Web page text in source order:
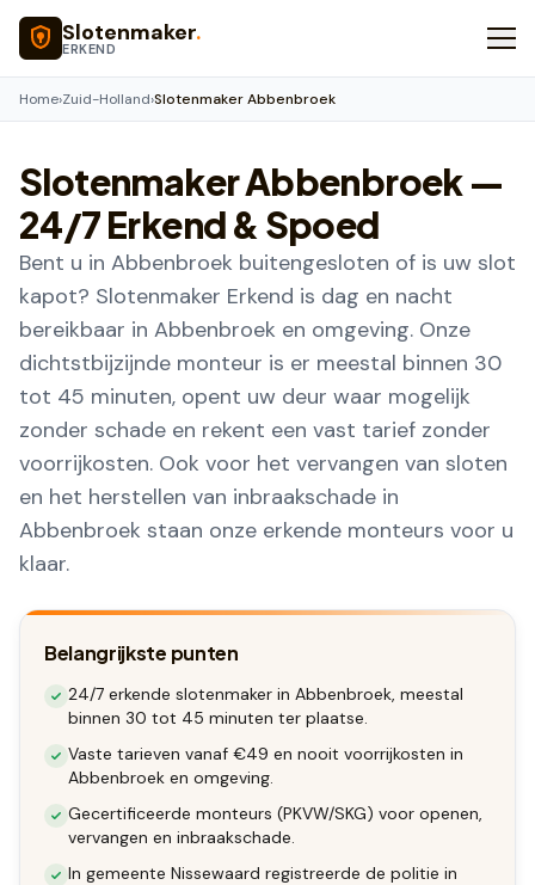
Naar hoofdinhoud
Slotenmaker.
ERKEND
Home›Zuid-Holland›Slotenmaker Abbenbroek
SlotenmakerAbbenbroek—
24/7 Erkend & Spoed
Bent u in Abbenbroek buitengesloten of is uw slot
kapot? Slotenmaker Erkend is dag en nacht
bereikbaar in Abbenbroek en omgeving. Onze
dichtstbijzijnde monteur is er meestal binnen 30
tot 45 minuten, opent uw deur waar mogelijk
zonder schade en rekent een vast tarief zonder
voorrijkosten. Ook voor het vervangen van sloten
en het herstellen van inbraakschade in
Abbenbroek staan onze erkende monteurs voor u
klaar.
Belangrijkste punten
24/7 erkende slotenmaker in Abbenbroek, meestal
binnen 30 tot 45 minuten ter plaatse.
Vaste tarieven vanaf €49 en nooit voorrijkosten in
Abbenbroek en omgeving.
Gecertificeerde monteurs (PKVW/SKG) voor openen,
vervangen en inbraakschade.
In gemeente Nissewaard registreerde de politie in